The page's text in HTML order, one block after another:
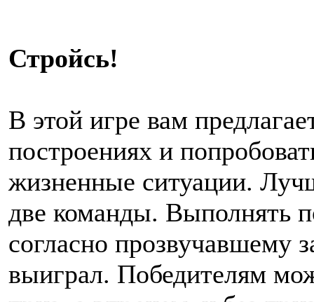
Стройсь!
В этой игре вам
построениях и
жизненные ситуации.
две команды. Выполнять
согласно прозвучавшему
выиграл. Победителям